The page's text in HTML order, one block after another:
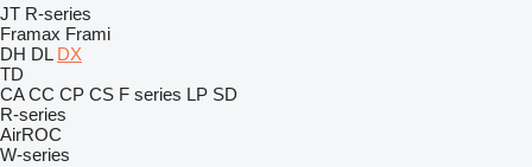
JT R-series
Framax Frami
DH DL DX
TD
CA CC CP CS F series LP SD
R-series
AirROC
W-series